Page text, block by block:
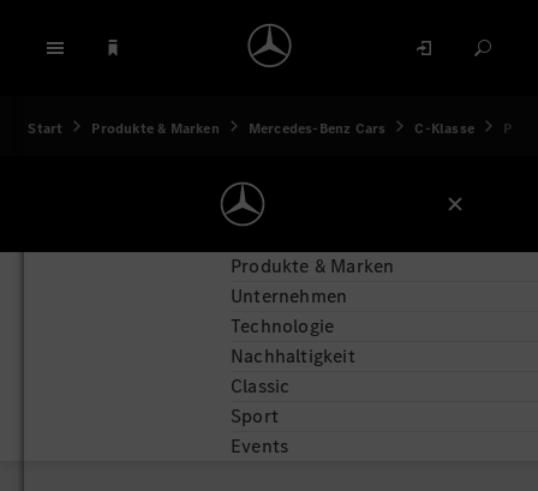
Start Produkte & Marken Mercedes-Benz Cars C-Klasse
Produkte & Marken
Unternehmen
Technologie
Nachhaltigkeit
Classic
Sport
Events